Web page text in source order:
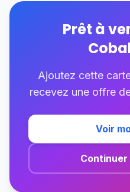
Prêt à
Ajoutez cette
recevez une offre
Voir